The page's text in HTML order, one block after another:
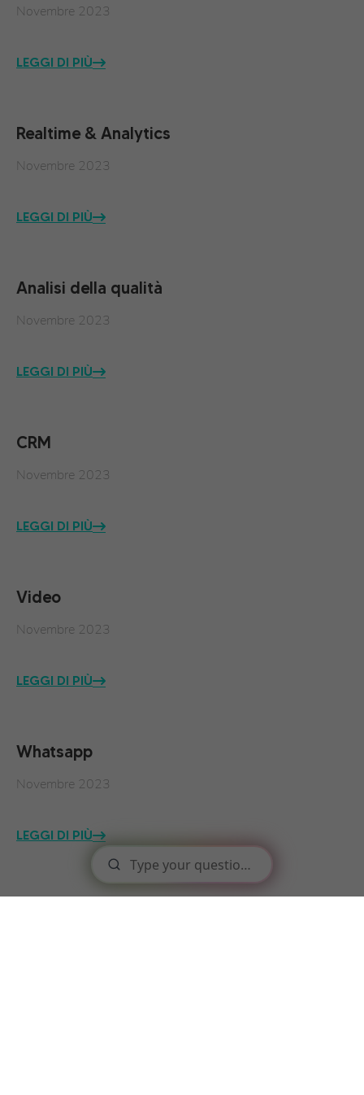
Novembre 2023
LEGGI DI PIÙ
Realtime & Analytics
Novembre 2023
LEGGI DI PIÙ
Analisi della qualità
Novembre 2023
LEGGI DI PIÙ
CRM
Novembre 2023
LEGGI DI PIÙ
Video
Novembre 2023
LEGGI DI PIÙ
Whatsapp
Novembre 2023
LEGGI DI PIÙ